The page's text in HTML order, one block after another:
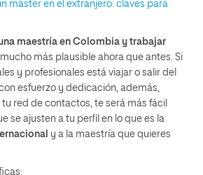
máster en el extranjero: claves para
maestría en Colombia y trabajar
más plausible ahora que antes. Si
y profesionales está viajar o salir del
esfuerzo y dedicación, además,
red de contactos, te será más fácil
se ajusten a tu perfil en lo que es la
y a la maestría que quieres